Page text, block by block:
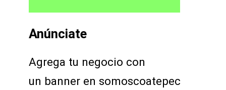
Anúnciate
Agrega tu negocio con
un banner en somoscoatepec